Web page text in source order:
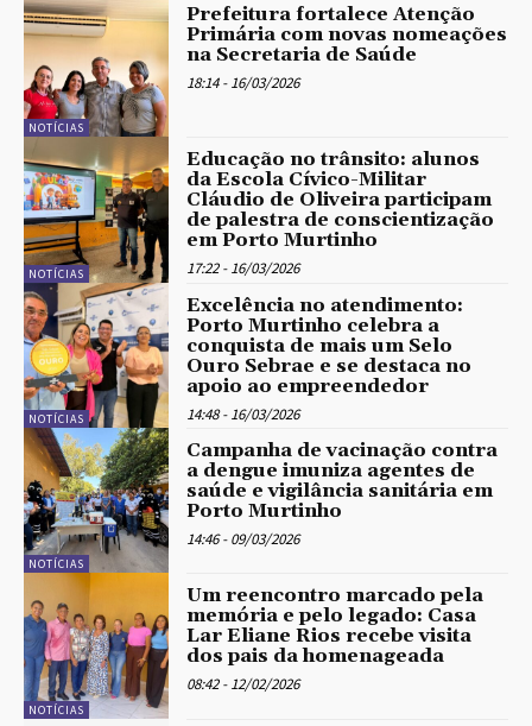
NOTÍCIAS
Prefeitura fortalece Atenção
Primária com novas nomeações
na Secretaria de Saúde
18:14 - 16/03/2026
NOTÍCIAS
Educação no trânsito: alunos
da Escola Cívico-Militar
Cláudio de Oliveira participam
de palestra de conscientização
em Porto Murtinho
17:22 - 16/03/2026
NOTÍCIAS
Excelência no atendimento:
Porto Murtinho celebra a
conquista de mais um Selo
Ouro Sebrae e se destaca no
apoio ao empreendedor
14:48 - 16/03/2026
NOTÍCIAS
Campanha de vacinação contra
a dengue imuniza agentes de
saúde e vigilância sanitária em
Porto Murtinho
14:46 - 09/03/2026
NOTÍCIAS
Um reencontro marcado pela
memória e pelo legado: Casa
Lar Eliane Rios recebe visita
dos pais da homenageada
08:42 - 12/02/2026